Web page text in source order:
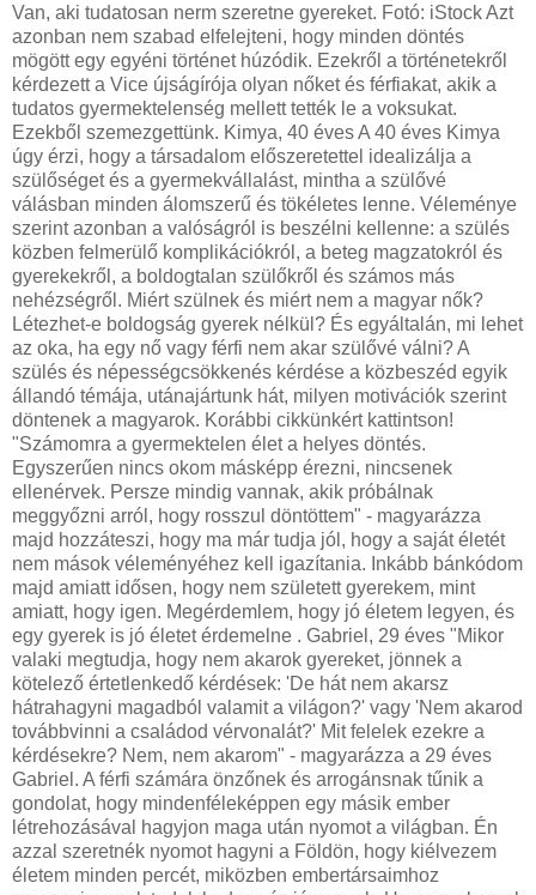
Van, aki tudatosan nerm szeretne gyereket. Fotó: iStock Azt
azonban nem szabad elfelejteni, hogy minden döntés
mögött egy egyéni történet húzódik. Ezekről a történetekről
kérdezett a Vice újságírója olyan nőket és férfiakat, akik a
tudatos gyermektelenség mellett tették le a voksukat.
Ezekből szemezgettünk. Kimya, 40 éves A 40 éves Kimya
úgy érzi, hogy a társadalom előszeretettel idealizálja a
szülőséget és a gyermekvállalást, mintha a szülővé
válásban minden álomszerű és tökéletes lenne. Véleménye
szerint azonban a valóságról is beszélni kellenne: a szülés
közben felmerülő komplikációkról, a beteg magzatokról és
gyerekekről, a boldogtalan szülőkről és számos más
nehézségről. Miért szülnek és miért nem a magyar nők?
Létezhet-e boldogság gyerek nélkül? És egyáltalán, mi lehet
az oka, ha egy nő vagy férfi nem akar szülővé válni? A
szülés és népességcsökkenés kérdése a közbeszéd egyik
állandó témája, utánajártunk hát, milyen motivációk szerint
döntenek a magyarok. Korábbi cikkünkért kattintson!
"Számomra a gyermektelen élet a helyes döntés.
Egyszerűen nincs okom másképp érezni, nincsenek
ellenérvek. Persze mindig vannak, akik próbálnak
meggyőzni arról, hogy rosszul döntöttem" - magyarázza
majd hozzáteszi, hogy ma már tudja jól, hogy a saját életét
nem mások véleményéhez kell igazítania. Inkább bánkódom
majd amiatt idősen, hogy nem született gyerekem, mint
amiatt, hogy igen. Megérdemlem, hogy jó életem legyen, és
egy gyerek is jó életet érdemelne . Gabriel, 29 éves "Mikor
valaki megtudja, hogy nem akarok gyereket, jönnek a
kötelező értetlenkedő kérdések: 'De hát nem akarsz
hátrahagyni magadból valamit a világon?' vagy 'Nem akarod
továbbvinni a családod vérvonalát?' Mit felelek ezekre a
kérdésekre? Nem, nem akarom" - magyarázza a 29 éves
Gabriel. A férfi számára önzőnek és arrogánsnak tűnik a
gondolat, hogy mindenféleképpen egy másik ember
létrehozásával hagyjon maga után nyomot a világban. Én
azzal szeretnék nyomot hagyni a Földön, hogy kiélvezem
életem minden percét, miközben embertársaimhoz